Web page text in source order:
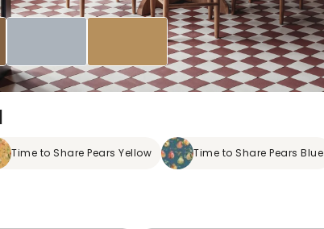
Time to Share Pears Yellow Time to Share Pears Blue